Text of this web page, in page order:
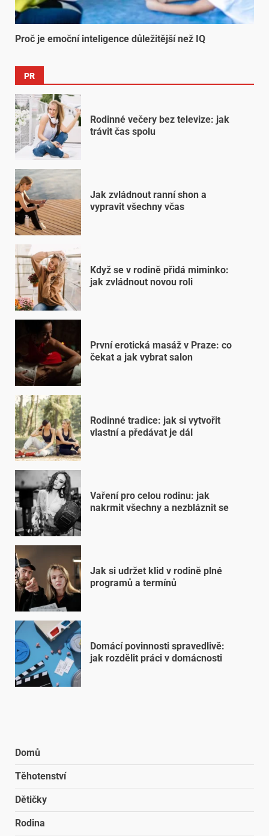
Proč je emoční inteligence důležitější než IQ
PR
Rodinné večery bez televize: jak
trávit čas spolu
Jak zvládnout ranní shon a
vypravit všechny včas
Když se v rodině přidá miminko:
jak zvládnout novou roli
První erotická masáž v Praze: co
čekat a jak vybrat salon
Rodinné tradice: jak si vytvořit
vlastní a předávat je dál
Vaření pro celou rodinu: jak
nakrmit všechny a nezbláznit se
Jak si udržet klid v rodině plné
programů a termínů
Domácí povinnosti spravedlivě:
jak rozdělit práci v domácnosti
Domů
Těhotenství
Dětičky
Rodina